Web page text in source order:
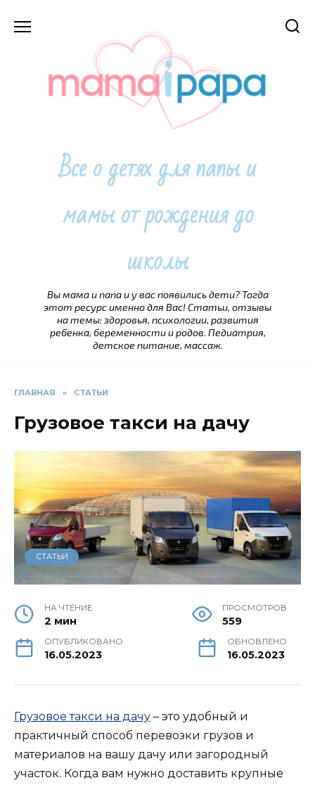
Все о детях для папы и
мамы от рождения до
школы
Вы мама и папа и у вас появились дети? Тогда
этот ресурс именно для Вас! Статьи, отзывы
на темы: здоровья, психологии, развития
ребенка, беременности и родов. Педиатрия,
детское питание, массаж.
ГЛАВНАЯ » СТАТЬИ
Грузовое такси на дачу
СТАТЬИ
НА ЧТЕНИЕ
2 мин
ПРОСМОТРОВ
559
ОПУБЛИКОВАНО
16.05.2023
ОБНОВЛЕНО
16.05.2023
Грузовое такси на дачу – это удобный и
практичный способ перевозки грузов и
материалов на вашу дачу или загородный
участок. Когда вам нужно доставить крупные